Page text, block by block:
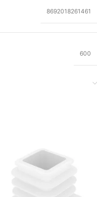
8692018261461
600